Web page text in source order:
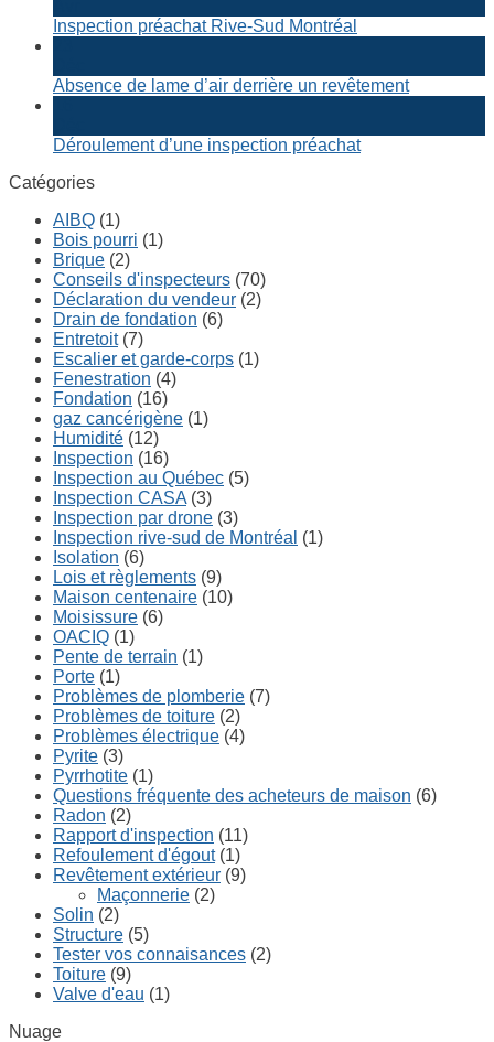
Inspection préachat Rive-Sud Montréal
Absence de lame d’air derrière un revêtement
Déroulement d’une inspection préachat
Catégories
AIBQ (1)
Bois pourri (1)
Brique (2)
Conseils d'inspecteurs (70)
Déclaration du vendeur (2)
Drain de fondation (6)
Entretoit(7)
Escalier et garde-corps (1)
Fenestration (4)
Fondation (16)
gaz cancérigène (1)
Humidité (12)
Inspection (16)
Inspection au Québec (5)
Inspection CASA (3)
Inspection par drone (3)
Inspection rive-sud de Montréal (1)
Isolation (6)
Lois et règlements (9)
Maison centenaire (10)
Moisissure (6)
OACIQ (1)
Pente de terrain (1)
Porte (1)
Problèmes de plomberie (7)
Problèmes de toiture (2)
Problèmes électrique (4)
Pyrite (3)
Pyrrhotite (1)
Questions fréquente des acheteurs de maison (6)
Radon (2)
Rapport d'inspection (11)
Refoulement d'égout(1)
Revêtement extérieur (9)
Maçonnerie (2)
Solin (2)
Structure (5)
Tester vos connaisances (2)
Toiture (9)
Valve d'eau (1)
Nuage